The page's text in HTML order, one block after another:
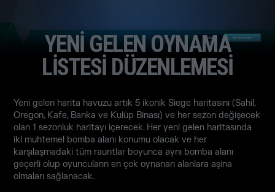
YENİ GELEN OYNAMA
LİSTESİ DÜZENLEMESİ
Yeni gelen harita havuzu artık 5 ikonik Siege haritasını (Sahil,
Oregon, Kafe, Banka ve Kulüp Binası) ve her sezon değişecek
olan 1 sezonluk haritayı içerecek. Her yeni gelen haritasında
iki muhtemel bomba alanı konumu olacak ve her
karşılaşmadaki tüm rauntlar boyunca aynı bomba alanı
geçerli olup oyuncuların en çok oynanan alanlara aşina
olmaları sağlanacak.